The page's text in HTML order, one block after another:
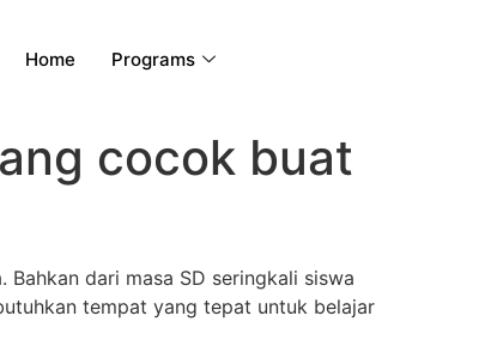
Home Programs
cocok buat
dari masa SD seringkali siswa
tempat yang tepat untuk belajar